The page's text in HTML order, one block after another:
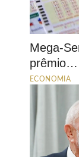
Mega-
prêmio…
ECONOMIA